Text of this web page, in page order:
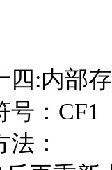
:内部存
：CF1
：